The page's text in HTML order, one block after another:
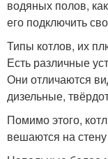
водяных полов,
его подключить
Типы котлов, их
Есть различные
Они отличаются
дизельные,
Помимо этого,
вешаются на